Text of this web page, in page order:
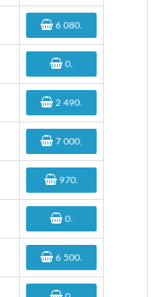
6 080
0
2 490
7 000
970
0
6 500